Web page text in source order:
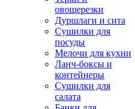
овощерезки
Дуршлаги и сита
Сушилки для
посуды
Мелочи для кухни
Ланч-боксы и
контейнеры
Сушилки для
салата